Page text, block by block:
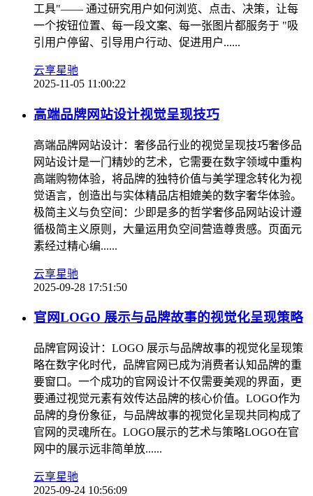
工具"—— 通过研究用户如何浏览、点击、决策，让每
一个按钮位置、每一段文案、每一张图片都服务于 "吸
引用户停留、引导用户行动、促进用户......
云享星驰
2025-11-05 11:00:22
高端品牌网站设计视觉呈现技巧
高端品牌网站设计：奢侈品行业的视觉呈现技巧奢侈品
网站设计是一门精妙的艺术，它需要在数字领域中重构
高端购物体验，将品牌的独特价值与美学理念转化为视
觉语言，创造出与实体精品店相媲美的数字奢华体验。
极简主义与负空间：少即是多的哲学奢侈品网站设计遵
循极简主义原则，大量运用负空间营造尊贵感。页面元
素经过精心编......
云享星驰
2025-09-28 17:51:50
官网LOGO 展示与品牌故事的视觉化呈现策略
品牌官网设计：LOGO 展示与品牌故事的视觉化呈现策
略在数字化时代，品牌官网已成为消费者认知品牌的重
要窗口。一个成功的官网设计不仅需要美观的界面，更
要通过视觉元素有效传达品牌的核心价值。LOGO作为
品牌的身份象征，与品牌故事的视觉化呈现共同构成了
官网的灵魂所在。LOGO展示的艺术与策略LOGO在官
网中的展示远非简单放......
云享星驰
2025-09-24 10:56:09